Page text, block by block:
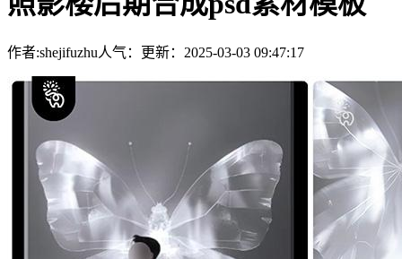
作者:shejifuzhu人气： 更新：2025-03-03 09:47:17